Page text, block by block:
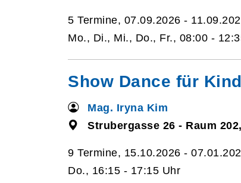
5 Termine, 07.09.2026 -
Mo., Di., Mi., Do., Fr., 08:00 -
Show Dance für
Mag. Iryna Kim
Strubergasse 26 - Raum
9 Termine, 15.10.2026 -
Do., 16:15 - 17:15 Uhr